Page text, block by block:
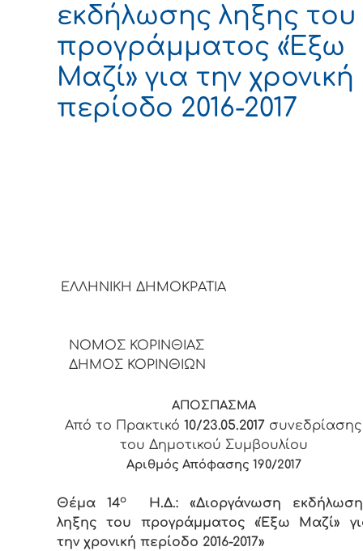
εκδήλωσης ληξης του
προγράμματος «Έξω
Μαζί» για την χρονική
περίοδο 2016-2017
ΕΛΛΗΝΙΚΗ ΔΗΜΟΚΡΑΤΙΑ
ΝΟΜΟΣ ΚΟΡΙΝΘΙΑΣ
ΔΗΜΟΣ ΚΟΡΙΝΘΙΩΝ
ΑΠΟΣΠΑΣΜΑ
Από το Πρακτικό10/23.05.2017 συνεδρίασης
του Δημοτικού Συμβουλίου
Αριθμός Απόφασης 190/2017
Θέμα 14οΗ.Δ.: «Διοργάνωση
ληξης του προγράμματος «Έξω Μαζί»
την χρονική περίοδο 2016-2017»